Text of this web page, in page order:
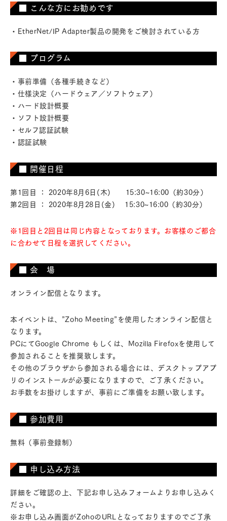
■ こんな方にお勧めです
・EtherNet/IP Adapter製品の開発をご検討されている方
■ プログラム
・事前準備（各種手続きなど）
・仕様決定（ハードウェア／ソフトウェア）
・ハード設計概要
・ソフト設計概要
・セルフ認証試験
・認証試験
■ 開催日程
第1回目 ： 2020年8月6日(木) 15:30~16:00（約30分）
第2回目 ： 2020年8月28日(金) 15:30~16:00（約30分）
※1回目と2回目は同じ内容となっております。お客様のご都合
に合わせて日程を選択してください。
■ 会 場
オンライン配信となります。
本イベントは、”Zoho Meeting”を使用したオンライン配信と
なります。
PCにてGoogle Chrome もしくは、Mozilla Firefoxを使用して
参加されることを推奨致します。
その他のブラウザから参加される場合には、デスクトップアプ
リのインストールが必要になりますので、ご了承ください。
お手数をお掛けしますが、事前にご準備をお願い致します。
■ 参加費用
無料（事前登録制）
■ 申し込み方法
詳細をご確認の上、下記お申し込みフォームよりお申し込みく
ださい。
※お申し込み画面がZohoのURLとなっておりますのでご了承